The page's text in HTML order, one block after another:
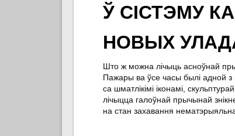
Ў СІСТЭМУ
НОВЫХ
Што ж можна лічыць асноўнай
Пажары ва ўсе часы былі адной
са шматлікімі іконамі,
лічыцца галоўнай прычынай
на стан захавання